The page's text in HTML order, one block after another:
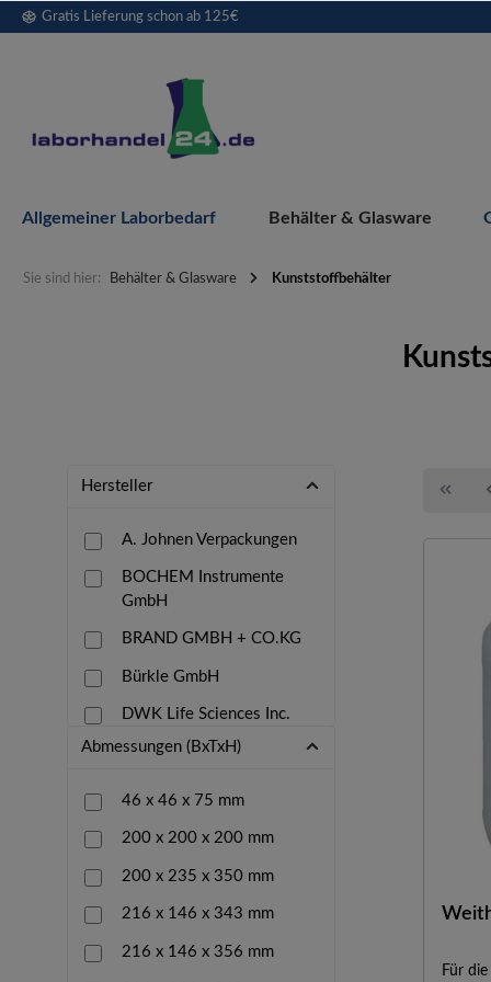
Zur Hauptnavigation springen
Gratis Lieferung schon ab 125€
Allgemeiner Laborbedarf Behälter & Glasware
Sie sind hier: Behälter & Glasware Kunststoffbehälter
Hersteller
A. Johnen Verpackungen
BOCHEM Instrumente
GmbH
BRAND GMBH + CO.KG
Bürkle GmbH
DWK Life Sciences Inc.
(Wheaton
GmbH
Heathrow Scientific LLC
Kartell S.p.A.
Kautex Textron GmbH &
Abmessungen (BxTxH)
46 x 46 x 75 mm
200 x 200 x 200 mm
200 x 235 x 350 mm
216 x 146 x 343 mm
216 x 146 x 356 mm
Für